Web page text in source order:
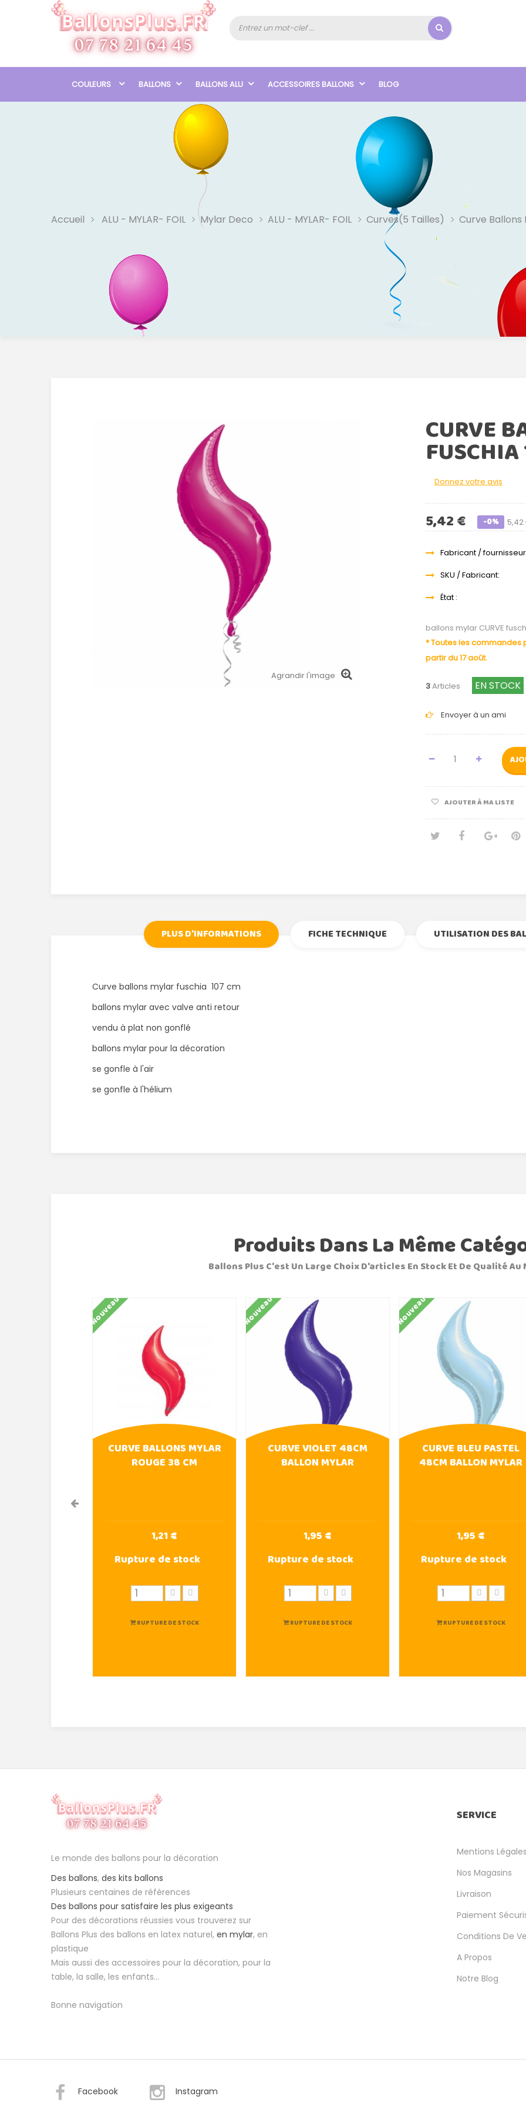
COULEURS BALLONS BALLONS ALU ACCESSOIRES BALLONS BLOG
Accueil ALU - MYLAR- FOIL Mylar Deco ALU - MYLAR- FOIL Curves(5 Tailles) Curve Ballons
Agrandir l'image
CURVE
Donnez votre avis
5,42 € -0%
Fabricant /
SKU / Fabricant:
État :
ballons mylar CURVE
* Toutes les commandes
partir du 17 août.
3Articles EN STOCK
Envoyer à un ami
AJOUTER À MA LISTE
PLUS D'INFORMATIONS FICHE TECHNIQUE UTILISATION DES
Curve ballons mylar fuschia 107 cm
ballons mylar avec valve anti retour
vendu à plat non gonflé
ballons mylar pour la décoration
se gonfle à l'air
se gonfle à l'hélium
Produits Dans La Même
Ballons Plus C'est Un Large Choix D'articles En Stock Et De Qualité
Nouveau
CURVE BALLONS MYLAR
ROUGE 38 CM
1,21 €
Rupture de stock
RUPTURE DE STOCK
Nouveau
CURVE VIOLET 48CM
BALLON MYLAR
1,95 €
Rupture de stock
RUPTURE DE STOCK
Nouveau
CURVE BLEU PASTEL
48CM BALLON MYLAR
1,95 €
Rupture de stock
RUPTURE DE STOCK
Le monde des ballons pour la décoration
Des ballons, des kits ballons
Plusieurs centaines de références
Des ballons pour satisfaire les plus exigeants
Pour des décorations réussies vous trouverez sur
Ballons Plus des ballons en latex naturel, en mylar, en
plastique
Mais aussi des accessoires pour la décoration, pour la
table, la salle, les enfants...
Bonne navigation
SERVICE
Mentions Légales
Nos Magasins
Livraison
Paiement
Conditions De
A Propos
Notre Blog
Facebook Instagram